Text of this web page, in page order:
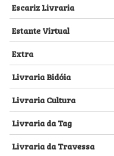
Escariz Livraria
Estante Virtual
Extra
Livraria Bidóia
Livraria Cultura
Livraria da Tag
Livraria da Travessa